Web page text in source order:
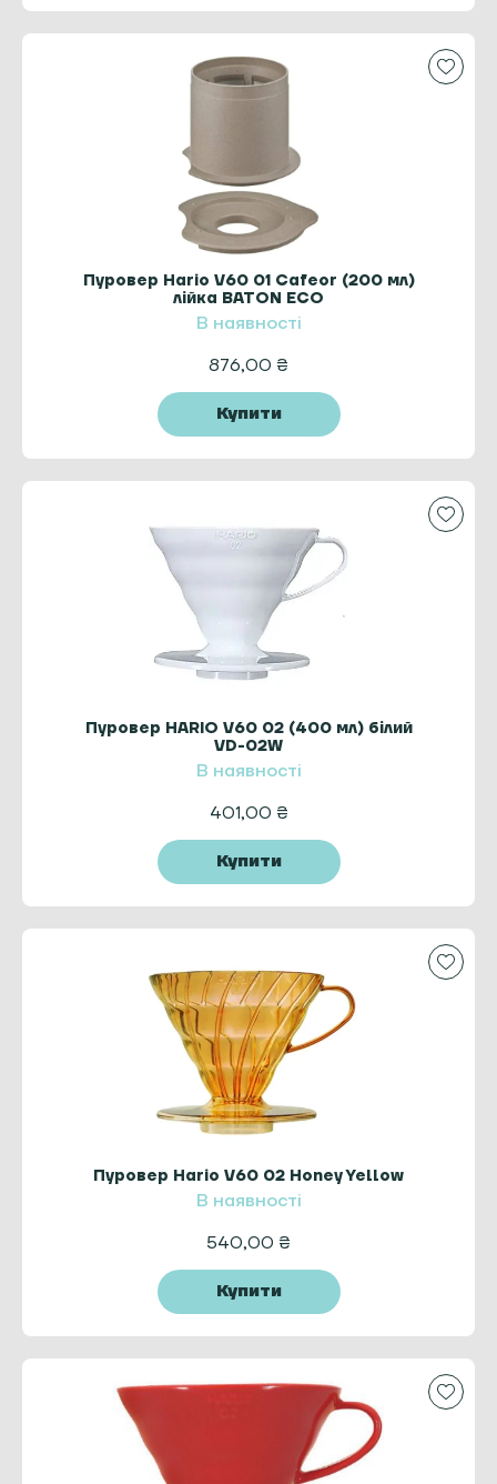
Пуровер Hario V60 01 Cafeor (200 мл)
лійка BATON ECO
В наявності
876,00 ₴
Купити
Пуровер HARIO V60 02 (400 мл) білий
VD-02W
В наявності
401,00 ₴
Купити
Пуровер Hario V60 02 Honey Yellow
В наявності
540,00 ₴
Купити